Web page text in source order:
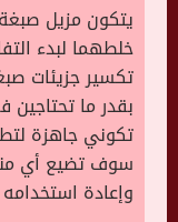
يتكون مزيل
خلطهما لبدء
تكسير جزيئات
بقدر ما
تكوني جاهزة
سوف تضيع أي
وإعادة استخدامه